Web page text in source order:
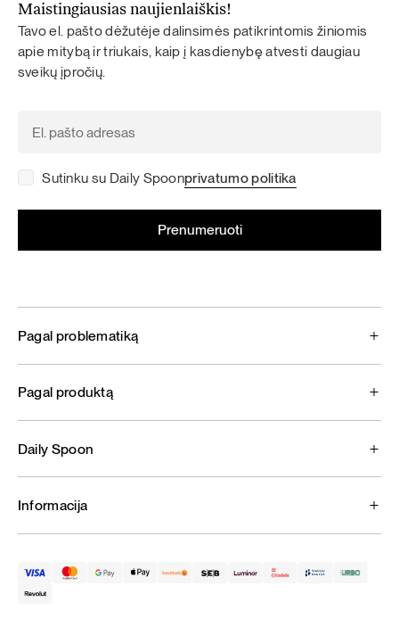
Maistingiausias naujienlaiškis!
Tavo el. pašto dėžutėje dalinsimės patikrintomis žiniomis
apie mitybą ir triukais, kaip į kasdienybę atvesti daugiau
sveikų įpročių.
Sutinku su Daily Spoonprivatumo politika
Pagal problematiką
Pagal produktą
Daily Spoon
Informacija